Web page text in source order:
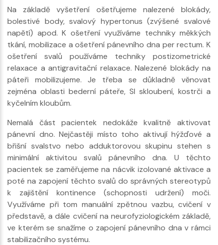
Na základě vyšetření ošetřujeme nalezené blokády,
bolestivé body, svalový hypertonus (zvýšené svalové
napětí) apod. K ošetření využíváme techniky měkkých
tkání, mobilizace a ošetření pánevního dna per rectum. K
ošetření svalů používáme techniky postizometrické
relaxace a antigravitační relaxace. Nalezené blokády na
páteři mobilizujeme. Je třeba se důkladně věnovat
zejména oblasti bederní páteře, SI skloubení, kostrči a
kyčelním kloubům.
Nemalá část pacientek nedokáže kvalitně aktivovat
pánevní dno. Nejčastěji místo toho aktivují hýžďové a
břišní svalstvo nebo adduktorovou skupinu stehen s
minimální aktivitou svalů pánevního dna. U těchto
pacientek se zaměřujeme na nácvik izolované aktivace a
poté na zapojení těchto svalů do správných stereotypů
k zajištění kontinence (schopnosti udržení) moči.
Využíváme při tom manuální zpětnou vazbu, cvičení v
představě, a dále cvičení na neurofyziologickém základě,
ve kterém se snažíme o zapojení pánevního dna v rámci
stabilizačního systému.